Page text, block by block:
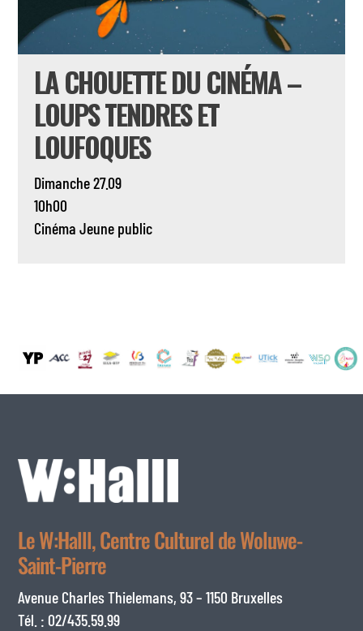
LA CHOUETTE DU CINÉMA –
LOUPS TENDRES ET
LOUFOQUES
Dimanche 27.09
10h00
Cinéma Jeune public
Le W:Halll, Centre Culturel de Woluwe-
Saint-Pierre
Avenue Charles Thielemans, 93 – 1150 Bruxelles
Tél. : 02/435.59.99